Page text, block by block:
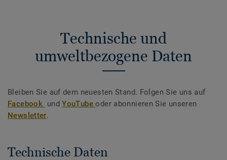
Technische und
umweltbezogene Daten
Bleiben Sie auf dem neuesten Stand. Folgen Sie uns auf
Facebook undYouTubeoder abonnieren Sie unseren
Newsletter.
Technische Daten